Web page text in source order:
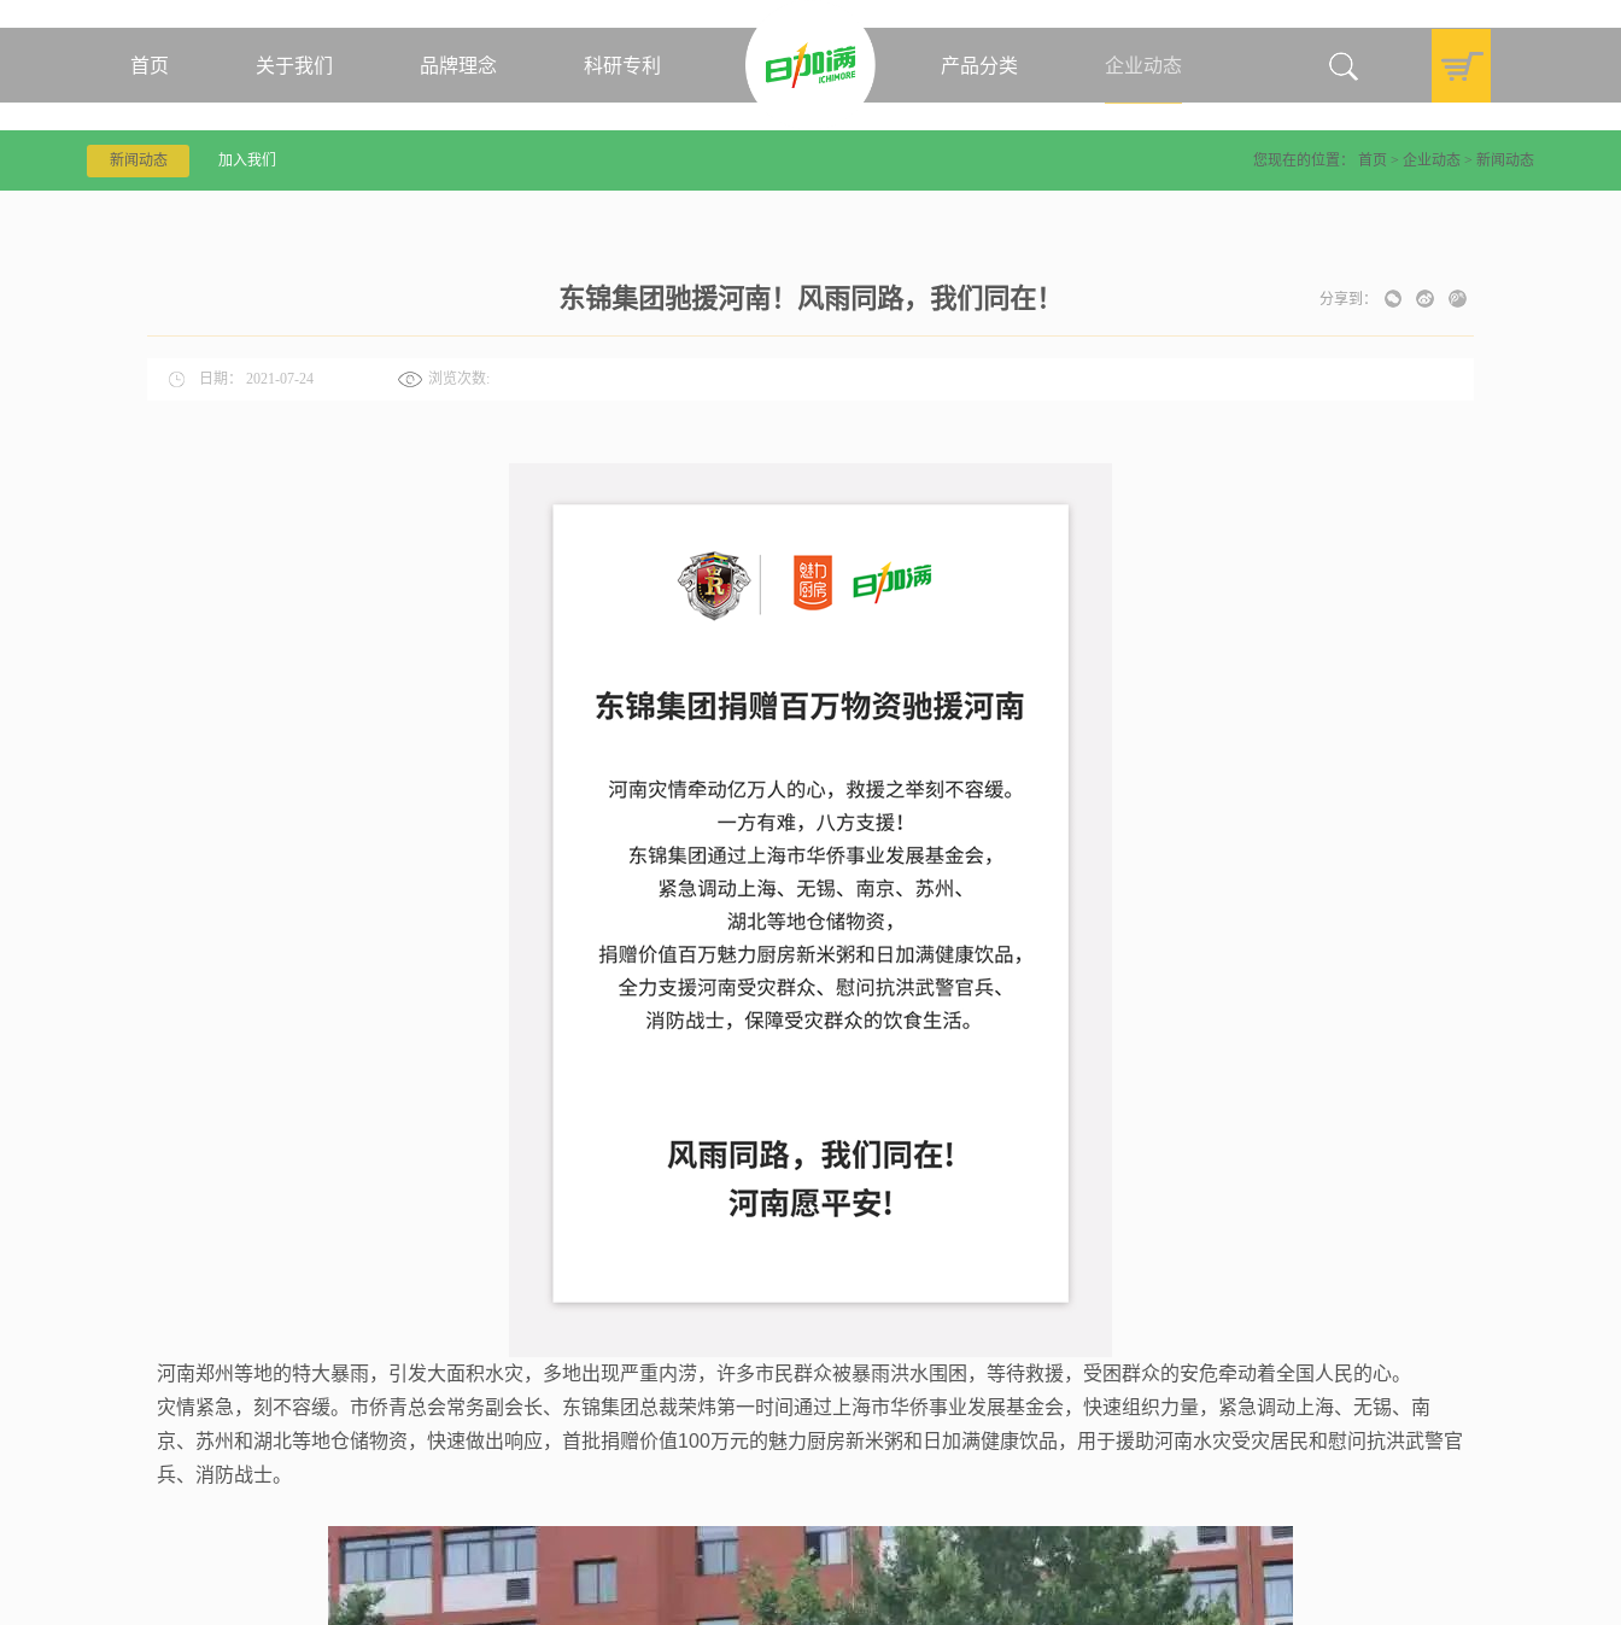
首页 关于我们 品牌理念 科研专利 产品分类 企业动态
新闻动态 加入我们 您现在的位置： 首页 > 企业动态 > 新闻动态
东锦集团驰援河南！风雨同路，我们同在！ 分享到：
日期： 2021-07-24 浏览次数:
河南郑州等地的特大暴雨，引发大面积水灾，多地出现严重内涝，许多市民群众被暴雨洪水围困，等待救援，受困群众的安危牵动着全国人民的心。
灾情紧急，刻不容缓。市侨青总会常务副会长、东锦集团总裁荣炜第一时间通过上海市华侨事业发展基金会，快速组织力量，紧急调动上海、无锡、南
京、苏州和湖北等地仓储物资，快速做出响应，首批捐赠价值100万元的魅力厨房新米粥和日加满健康饮品，用于援助河南水灾受灾居民和慰问抗洪武警官
兵、消防战士。